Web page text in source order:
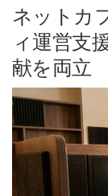
コミュニティ
ネットカ
ィ運営支
献を両立